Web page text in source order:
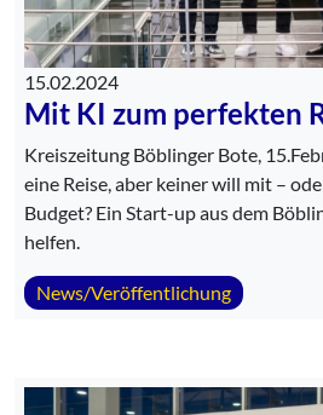
15.02.2024
Mit KI zum perfekten
Kreiszeitung Böblinger Bote,
eine Reise, aber keiner will mit –
Budget? Ein Start-up aus dem
helfen.
News/Veröffentlichung